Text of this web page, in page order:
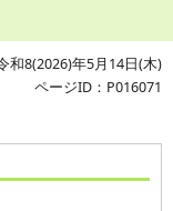
和8(2026)年5月14日(木)
ページID：P016071